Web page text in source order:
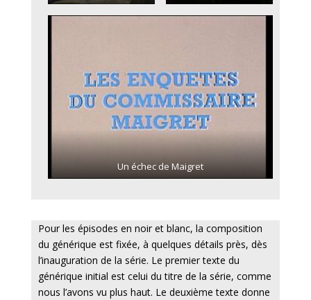
Un échec de Maigret
Pour les épisodes en noir et blanc, la composition
du générique est fixée, à quelques détails près, dès
l’inauguration de la série. Le premier texte du
générique initial est celui du titre de la série, comme
nous l’avons vu plus haut. Le deuxième texte donne